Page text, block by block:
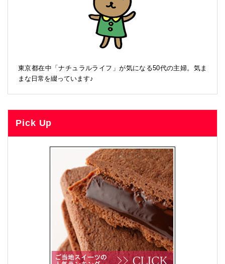
東京都在中「ナチュラルライフ」が気になる50代の主婦。気ま
まな日常を綴っています♪
Pick Up